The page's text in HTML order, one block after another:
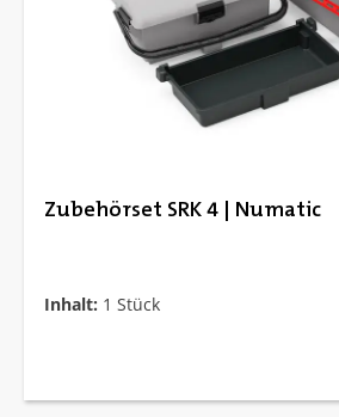
Zubehörset SRK 4 | Numatic
Inhalt: 1 Stück